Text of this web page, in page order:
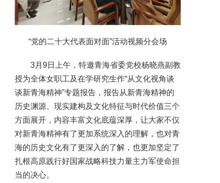
“党的二十大代表面对面”活动视频分会场
3月9日上午，特邀青海省委党校杨晓燕副教
授为全体女职工及在学研究生作“从文化视角谈
谈新青海精神”专题报告，报告从新青海精神的
历史渊源、现实建构及文化特征与时代价值三个
方面展开，内容丰富文化底蕴深厚，让大家不仅
对新青海精神有了更加系统深入的理解，也对青
海的历史文化有了更深入的了解，也更加坚定了
扎根高原践行好国家战略科技力量主力军使命担
当的决心。